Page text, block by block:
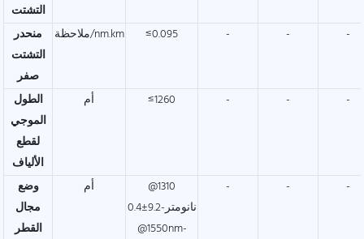
التشتت
منحدر
التشتت
صفر
ملاحظة/nm.km ≤0.095 - - -
الطول
الموجي
لقطع
الألياف
أم ≤1260 - - -
وضع
مجال
القطر
أم
@1310
نانومتر-9.2±0.4
@1550nm-
- - -